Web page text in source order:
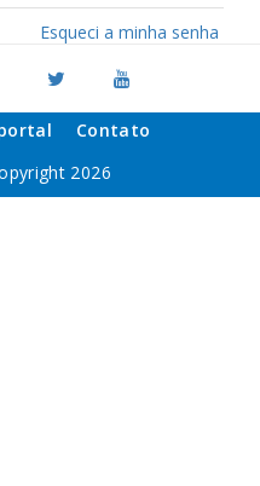
Esqueci a minha senha
Contato
2026